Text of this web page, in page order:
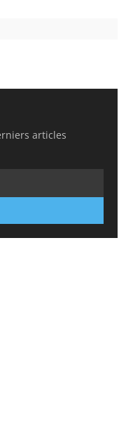
articles